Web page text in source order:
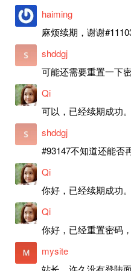
haiming
麻烦续期，谢谢
shddgj
可能还需要重置一下
Qi
可以，已经续期成功。
shddgj
#93147不知道还能否
Qi
你好，已经续期成功。
Qi
你好，已经重置密码
mysite